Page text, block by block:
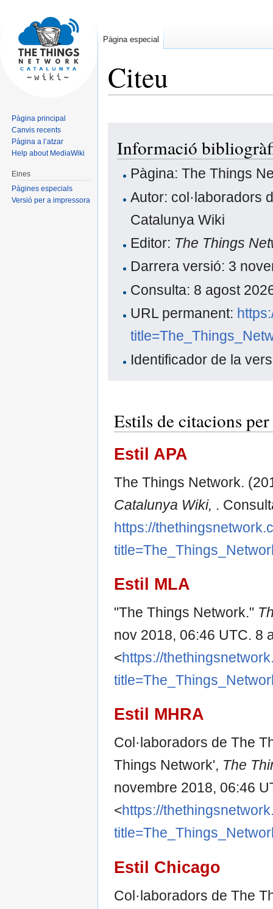
Citeu
navigation
search
Informació
Pàgina: The Things
Autor: col·laboradors
Catalunya Wiki
Editor: The Things
Darrera versió: 3
Consulta: 8 agost
URL permanent:
Identificador de la
Estils de citacions
Estil APA
The Things Network.
Catalunya Wiki, .
https://
Estil MLA
"The Things Network."
nov 2018, 06:46 UTC. 8
<https://
Estil MHRA
Col·laboradors de The
Things Network', The
novembre 2018, 06:46
<https://
Estil Chicago
Col·laboradors de The
Pàgina especial
Pàgina principal
Canvis recents
Pàgina a l’atzar
Help about MediaWiki
Eines
Pàgines especials
Versió per a impressora